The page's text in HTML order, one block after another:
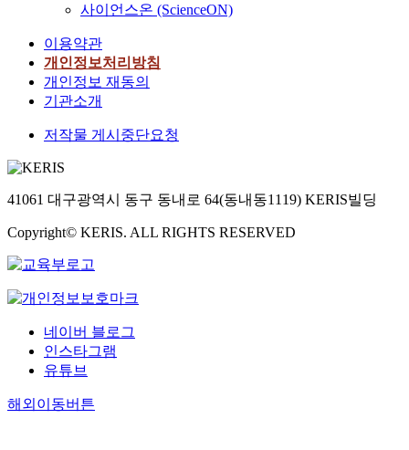
사이언스온 (ScienceON)
이용약관
개인정보처리방침
개인정보 재동의
기관소개
저작물 게시중단요청
41061 대구광역시 동구 동내로 64(동내동1119) KERIS빌딩
Copyright© KERIS. ALL RIGHTS RESERVED
네이버 블로그
인스타그램
유튜브
해외이동버튼